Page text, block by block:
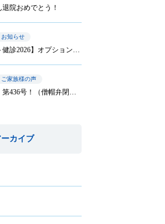
院おめでとう！
お知らせ
【春のペット健診2026】オプション実施は8/31まで！
ご家族様の声
お喜びの声、第436号！（僧帽弁閉鎖不全症の手術を受けたサニーちゃんのご家族から）
カイブ